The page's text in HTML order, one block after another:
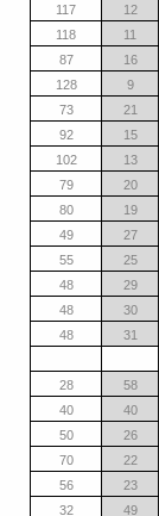
117
12
118
11
87
16
128
9
73
21
92
15
102
13
79
20
80
19
49
27
55
25
48
29
48
30
48
31
28
58
40
40
50
26
70
22
56
23
32
49